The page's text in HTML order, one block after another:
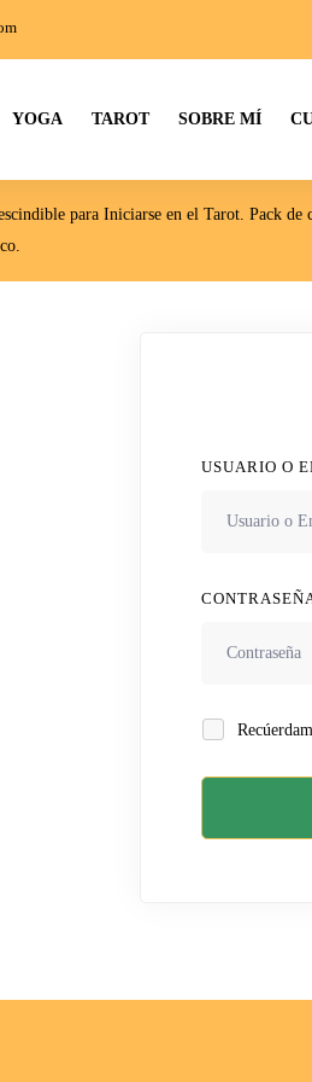
YOGA TAROT SOBRE MÍ
para Iniciarse en el Tarot. Pack
USUARIO O